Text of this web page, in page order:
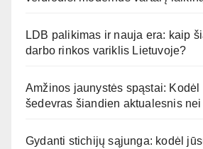
LDB palikimas ir nauja era: kaip
darbo rinkos variklis Lietuvoje?
Amžinos jaunystės spąstai: Kodėl
šedevras šiandien aktualesnis
Gydanti stichijų sąjunga: kodėl